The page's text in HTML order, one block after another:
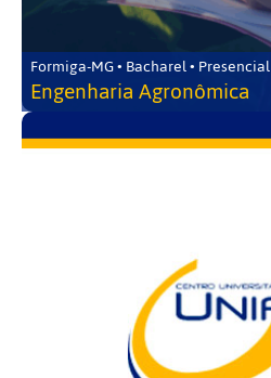
Formiga-MG • Bacharel • Presencial
Engenharia Agronômica